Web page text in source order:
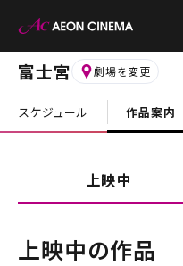
富士宮 劇場を変更
スケジュール 作品案内
上映中
上映中の作品